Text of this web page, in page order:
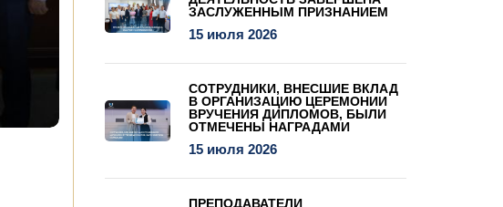
ЗАСЛУЖЕННЫМ ПРИЗНАНИЕМ
15 июля 2026
СОТРУДНИКИ, ВНЕСШИЕ ВКЛАД
В ОРГАНИЗАЦИЮ ЦЕРЕМОНИИ
ВРУЧЕНИЯ ДИПЛОМОВ, БЫЛИ
ОТМЕЧЕНЫ НАГРАДАМИ
15 июля 2026
ПРЕПОДАВАТЕЛИ